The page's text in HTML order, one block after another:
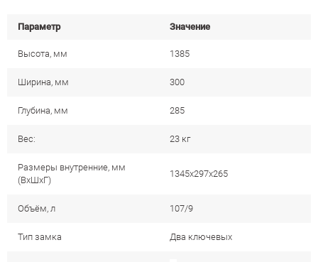
Параметр Значение
Высота, мм 1385
Ширина, мм 300
Глубина, мм 285
Вес: 23 кг
Размеры внутренние, мм
(ВхШхГ)
1345x297x265
Объём, л 107/9
Тип замка Два ключевых